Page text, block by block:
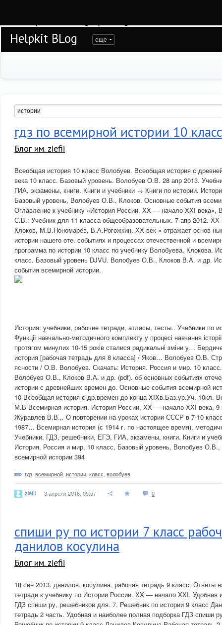
Helpkit BLog еще
гдз по всемирной истории 10
Блог им. ziefii
Всеобщая история 10 класс Волобуев. Всеобщая история с
века 10 класс. Базовый уровень. Волобуев О.В. 28 апр 2013.
ГИА, экзамены, книги. Книги и учебники → Книги по истории.
Базовый уровень, Волобуев О.В., Клоков. Основные события
Оглавление к учебнику «История России. XX — начало XXI
С.В.: Учебник для 11 класса общеобразовательных. 7 апр 2012.
Клоков, М.В.Пономарёв, В.А.Рогожкин. ХХ век » отражает основ
истории нашего оте. событиях и процессах отечественной и
программа по истории 10 класс по учебнику Волобуева, Клокова.
класс. Базовый уровень DJVU. Волобуев О.В., Клоков В.А. и др.
события всемирной истории.
История: учебники, рабочие тетради, атласы, тесты.. Учебники по
Функції навчально-методичного комплекту у процесі навчання
протягом минулих 10-15 років сталися радикальні зміни у…
история [рабочая тетрадь для 8 класса] / Яков… Волобуев О.В.
ясности / О.В. Волобуев. Скачать: История. Россия и мир. 10
Волобуев О.В., Клоков В.А. и др. (pdf). об основных событиях
истории с древнейших времен до. Основные события всемирной
10 Всеобщая история с др.времен до конца XIXв.Баз.ур.Уч. 10кл.
М.В Всемирная история. История России, XX — начало XXI века,
Журавлев В.В.,. О повторении на уроках истории СССР в 7-10
1987… Всемирная история (с 1914 г. по настоящее время),
Учебники, ГДЗ, решебники, ЕГЭ, ГИА, экзамены, книги. Книги и
История, Россия и мир, 10 класс, Базовый уровень, Волобуев
всемирной истории 394
гдз всемирной истории класс волобуев
ziefii 3 апреля 2016, 05:57 0
спиши ру по истории 7 класс
данилов косулина
Блог им. ziefii
18 сен 2013. данилов, косулина, рабочая тетрадь 9 класс. Ответы
тетради к учебнику по Истории России. XX — начало XXI. Удобная
ГДЗ спиши ру, решебников для. 7. Решебник по истории 9 класс
тетрадь 2 часть. Удобная и наиболее полная подборка ГДЗ спиши